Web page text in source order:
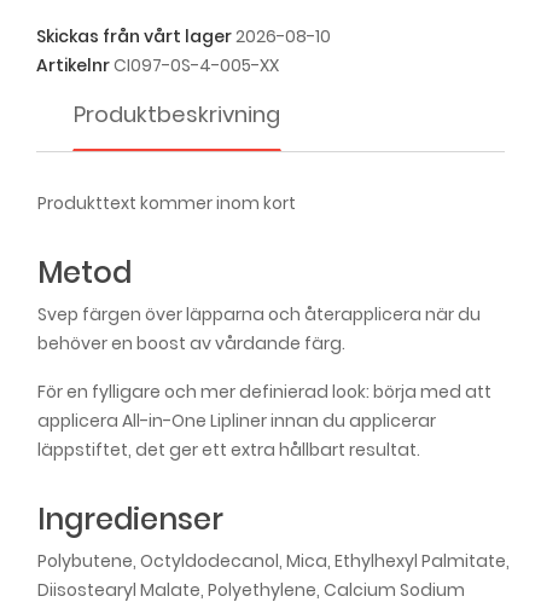
IsaDora The Perfect Moisture Lipstick - No.
056 Rosewood
189,00 kr
IsaDora The Perfect Moisture Lipstick - No.
068 Crystal Rosemauve
IsaDora The Perfect Moisture Lipstick - No.
IsaDora The Perfect Moisture Lipstick - No.
078 Vivid Pink189,00 kr
IsaDora The Perfect Moisture Lipstick - No. 151
Skickas från vårt lager2026-08-10
ArtikelnrCI097-0S-4-005-XX
Produktbeskrivning
Produkttext kommer inom kort
Metod
Svep färgen över läpparna och återapplicera när du
behöver en boost av vårdande färg.
För en fylligare och mer definierad look: börja med att
applicera All-in-One Lipliner innan du applicerar
läppstiftet, det ger ett extra hållbart resultat.
Ingredienser
Polybutene, Octyldodecanol, Mica, Ethylhexyl Palmitate,
Diisostearyl Malate, Polyethylene, Calcium Sodium